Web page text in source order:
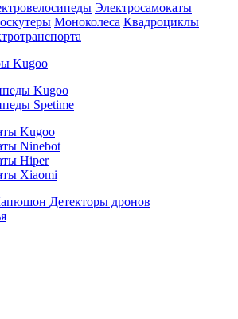
Электросамокаты
Моноколеса Квадроциклы
Kugoo
Kugoo
Spetime
Kugoo
Ninebot
Hiper
Xiaomi
Детекторы дронов